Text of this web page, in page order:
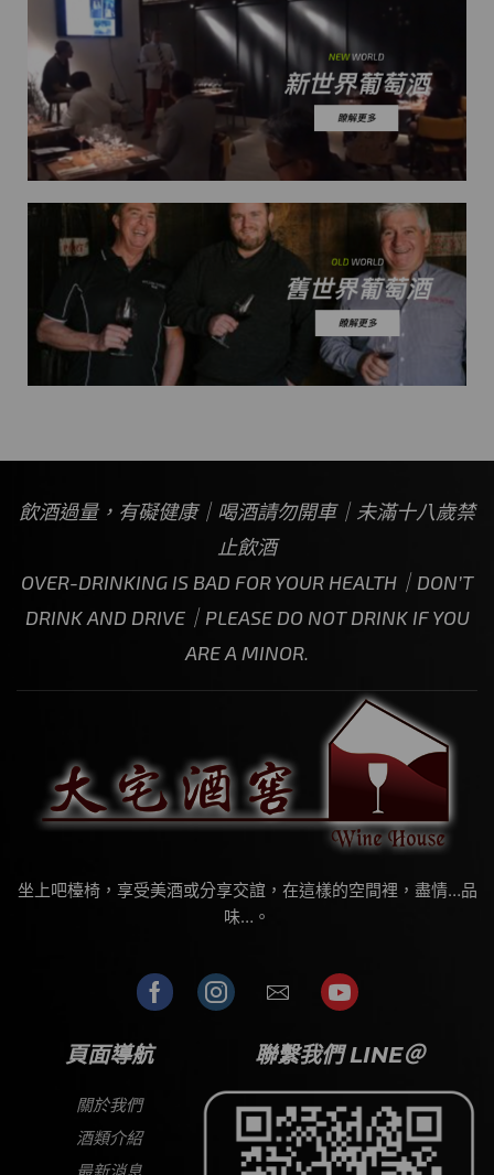
飲酒過量，有礙健康｜喝酒請勿開車｜未滿十八歲禁
止飲酒
OVER-DRINKING IS BAD FOR YOUR HEALTH｜DON’T
DRINK AND DRIVE｜PLEASE DO NOT DRINK IF YOU
ARE A MINOR.
坐上吧檯椅，享受美酒或分享交誼，在這樣的空間裡，盡情…品
味…。
頁面導航
關於我們
酒類介紹
最新消息
聯繫我們 LINE＠